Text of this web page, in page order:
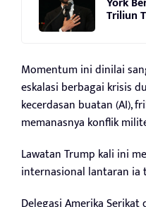
Triliun
Momentum ini dinilai
eskalasi berbagai krisis
kecerdasan buatan (AI),
memanasnya konflik
Lawatan Trump kali ini
internasional lantaran ia